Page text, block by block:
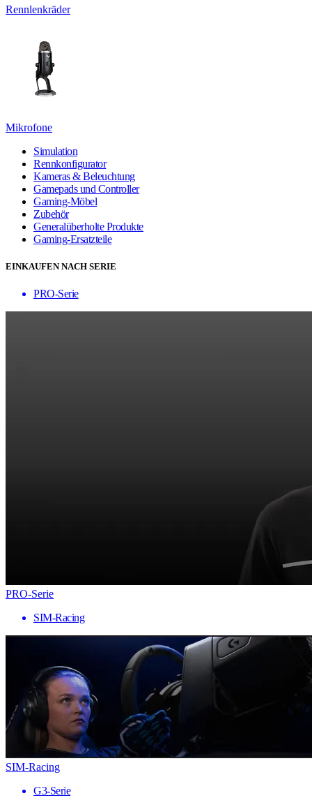
Rennlenkräder
Mikrofone
Simulation
Rennkonfigurator
Kameras & Beleuchtung
Gamepads und Controller
Gaming-Möbel
Zubehör
Generalüberholte Produkte
Gaming-Ersatzteile
EINKAUFEN NACH SERIE
PRO-Serie
PRO-Serie
SIM-Racing
SIM-Racing
G3-Serie